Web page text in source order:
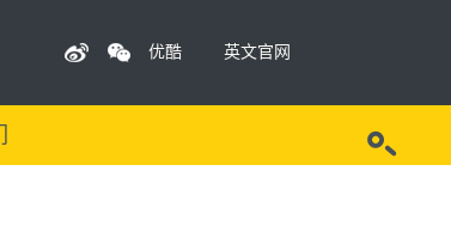
优酷 英文官网